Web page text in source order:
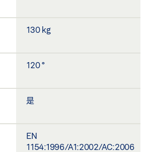
130 kg
120 °
是
EN
1154:1996/A1:2002/AC:2006